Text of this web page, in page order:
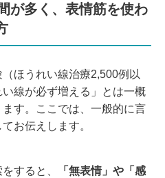
が多く、表情筋を使わ
ほうれい線治療2,500例以
い線が必ず増える」とは一概
す。ここでは、一般的に言
お伝えします。
すると、
「無表情」や「感